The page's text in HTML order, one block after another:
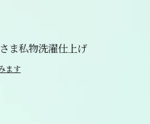
ま私物洗濯仕上げ
ます